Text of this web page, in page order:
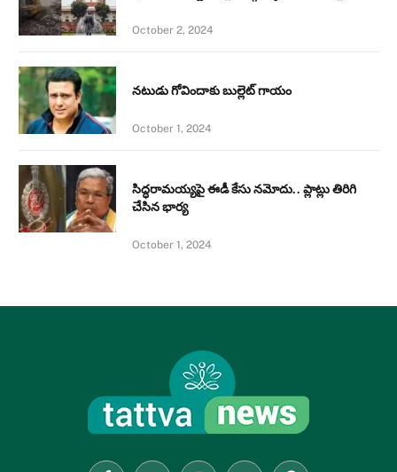
October 2, 2024
నటుడు గోవిందాకు బుల్లెట్ గాయం
October 1, 2024
సిద్ధరామయ్యపై ఈడీ కేసు నమోదు.. ప్లాట్లు తిరిగి
చేసిన భార్య
October 1, 2024